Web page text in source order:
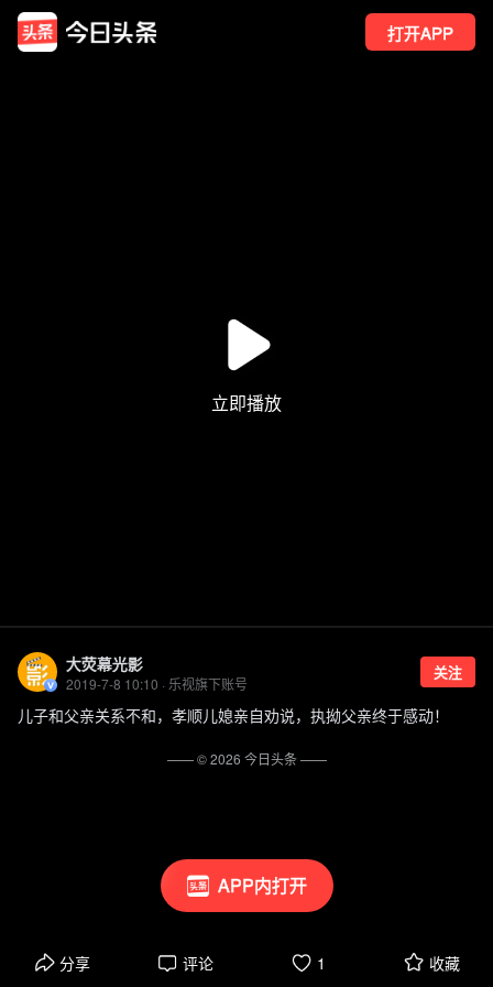
打开APP
APP内打开
大荧幕光影
2019-7-8 10:10 · 乐视旗下账号
关注
儿子和父亲关系不和，孝顺儿媳亲自劝说，执拗父亲终于感动！
分享 评论 1 收藏
—— ©2026 今日头条——